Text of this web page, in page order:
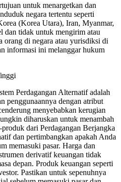
untuk menargetkan dan
negara tertentu seperti
(Korea Utara), Iran, Myanmar,
dan tidak untuk mengirim atau
orang di negara atau yurisdiksi di
informasi ini melanggar hukum
Perdagangan Alternatif adalah
penggunaannya dengan atribut
menyebabkan kerugian
diharuskan untuk menambah
dari Perdagangan Berjangka
dan pertimbangkan apakah Anda
memasuki pasar. Harga dan
derivatif keuangan tidak
depan. Produk keuangan seperti
Pastikan untuk sepenuhnya